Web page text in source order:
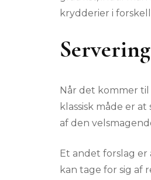
krydderier i
Når det kommer
klassisk måde er
af den
Et andet forslag
kan tage for sig af